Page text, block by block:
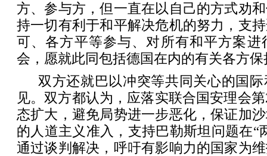
方、参与方，但一直在以自己的方式劝
持一切有利于和平解决危机的努力，支
可、各方平等参与、对所有和平方案进
会，愿就此同包括德国在内的有关各方
双方还就巴以冲突等共同关心的国
见。双方都认为，应落实联合国安理会
态扩大，避免局势进一步恶化，保证加
的人道主义准入，支持巴勒斯坦问题在“
通过谈判解决，呼吁有影响力的国家为